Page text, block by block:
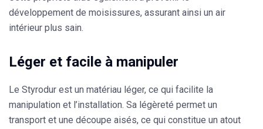
développement de moisissures, assurant ainsi un air
intérieur plus sain.
Léger et facile à manipuler
Le Styrodur est un matériau léger, ce qui facilite la
manipulation et l’installation. Sa légèreté permet un
transport et une découpe aisés, ce qui constitue un atout